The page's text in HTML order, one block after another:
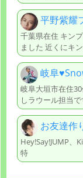
平野紫耀
千葉県在住 キン
ました 近くにキ
岐阜
岐阜大垣市在住
しラウール担当
お友達作
Hey!Say!JUMP、
特